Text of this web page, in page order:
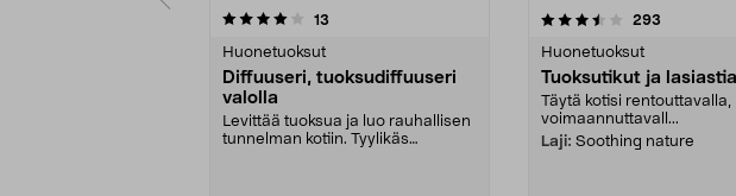
13
Huonetuoksut
Diffuuseri, tuoksudiffuuseri
valolla
Levittää tuoksua ja luo rauhallisen
tunnelman kotiin. Tyylikäs
3.5 viidestä
293
Huonetuoksut
Tuoksutikut ja
Täytä kotisi rentouttavalla,
voimaannuttavall...
Laji: Soothing nature
3.5 viidestä